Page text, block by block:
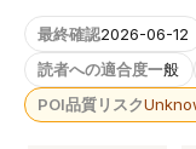
最終確認2026-06-12
読者への適合度一般
POI品質リスク